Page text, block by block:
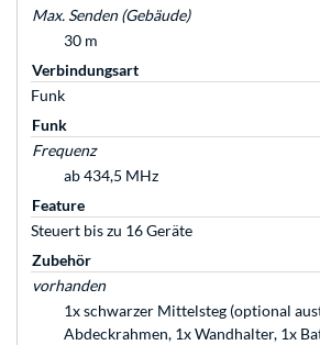
Max. Senden (Gebäude)
30 m
Verbindungsart
Funk
Funk
Frequenz
ab 434,5 MHz
Feature
Steuert bis zu 16 Geräte
Zubehör
vorhanden
1x schwarzer Mittelsteg (optional
Abdeckrahmen, 1x Wandhalter, 1x